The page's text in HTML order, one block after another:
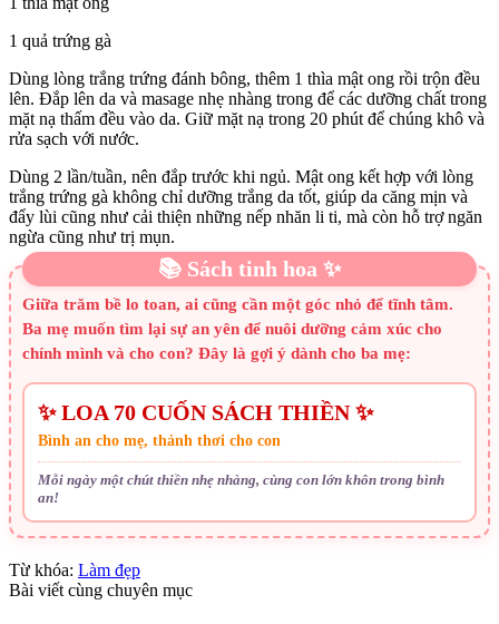
1 quả trứng gà
Dùng lòng trắng trứng đánh bông, thêm 1 thìa mật ong rồi trộn đều
lên. Đắp lên da và masage nhẹ nhàng trong để các dưỡng chất trong
mặt nạ thấm đều vào da. Giữ mặt nạ trong 20 phút để chúng khô và
rửa sạch với nước.
Dùng 2 lần/tuần, nên đắp trước khi ngủ. Mật ong kết hợp với lòng
trắng trứng gà không chỉ dưỡng trắng da tốt, giúp da căng mịn và
đẩy lùi cũng như cải thiện những nếp nhăn li ti, mà còn hỗ trợ ngăn
ngừa cũng như trị mụn.
📚 Sách tinh hoa ✨
Giữa trăm bề lo toan, ai cũng cần một góc nhỏ để tĩnh tâm.
Ba mẹ muốn tìm lại sự an yên để nuôi dưỡng cảm xúc cho
chính mình và cho con? Đây là gợi ý dành cho ba mẹ:
✨ LOA 70 CUỐN SÁCH THIỀN ✨
Bình an cho mẹ, thảnh thơi cho con
Mỗi ngày một chút thiền nhẹ nhàng, cùng con lớn khôn trong bình
an!
Từ khóa: Làm đẹp
Bài viết cùng chuyên mục